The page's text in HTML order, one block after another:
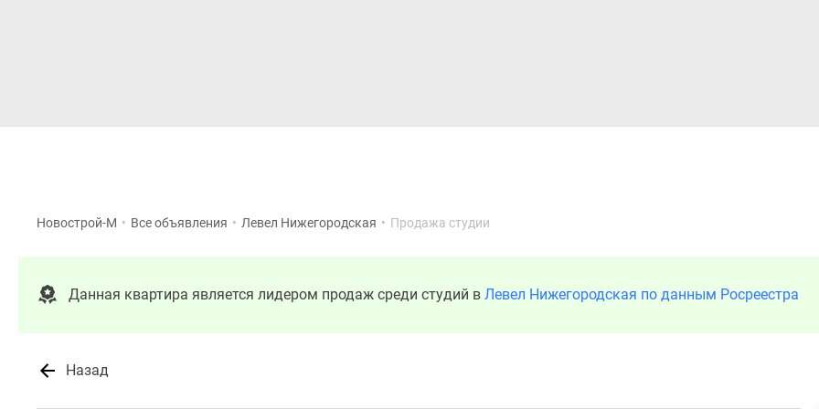
Новострой-М • Все объявления • Левел Нижегородская • Продажа студии
Данная квартира является лидером продаж среди студий в Левел Нижегородская по данным Росреестра
Назад